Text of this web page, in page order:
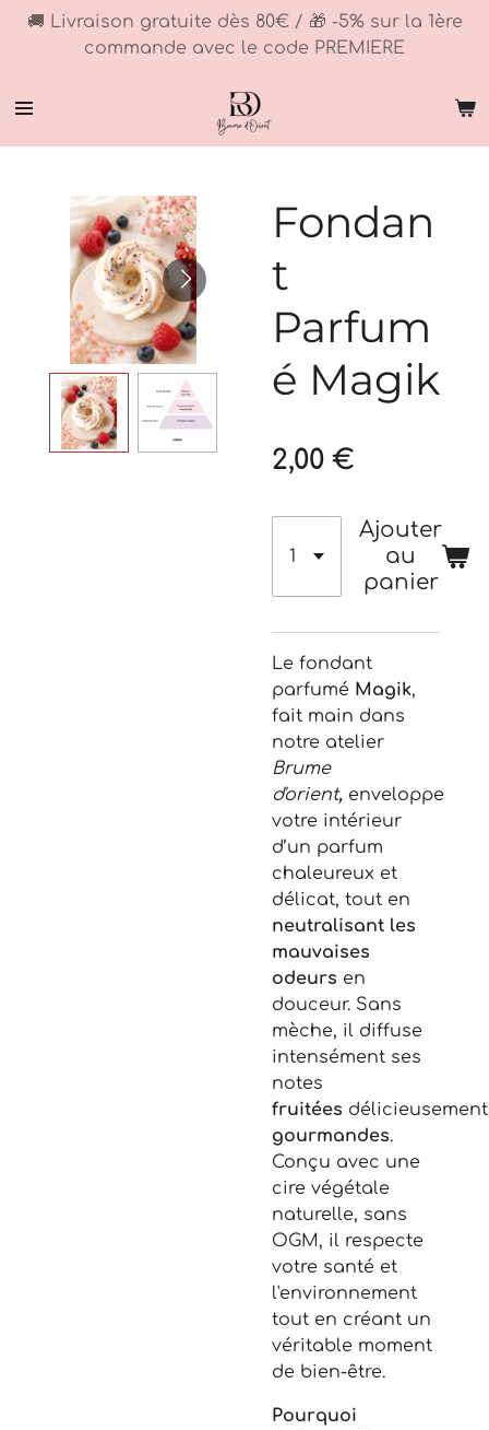
Passer
principal
🚚 Livraison gratuite dès 80€ / 🎁 -5% sur la 1ère
commande avec le code PREMIERE
Fondan
t
Parfum
é Magik
2,00 €
Ajouter
au
panier
Le fondant
parfumé Magik,
fait main dans
notre atelier
Brume
d'orient, enveloppe
votre intérieur
d’un parfum
chaleureux et
délicat, tout en
neutralisant les
mauvaises
odeurs en
douceur. Sans
mèche, il diffuse
intensément ses
notes
fruitées délicieusement
gourmandes.
Conçu avec une
cire végétale
naturelle, sans
OGM, il respecte
votre santé et
l'environnement
tout en créant un
véritable moment
de bien-être.
Pourquoi